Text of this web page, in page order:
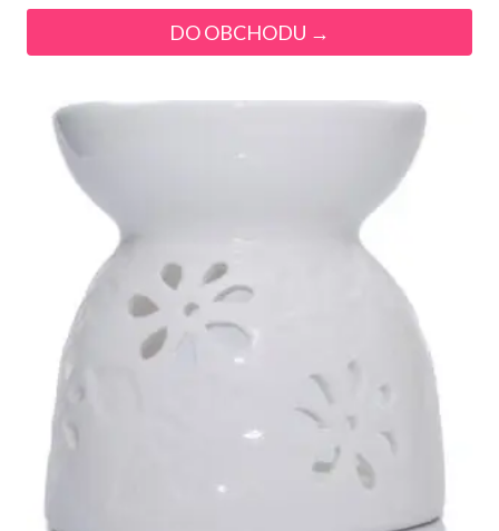
DO OBCHODU →